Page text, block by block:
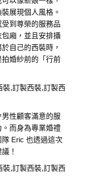
展現個人風格。
到尊榮的服務品
廂，並且安排攝
自己的西裝時，
婚紗前的「行前
性顧客滿意的服
而身為專業婚禮
Eric 也透過這次
！